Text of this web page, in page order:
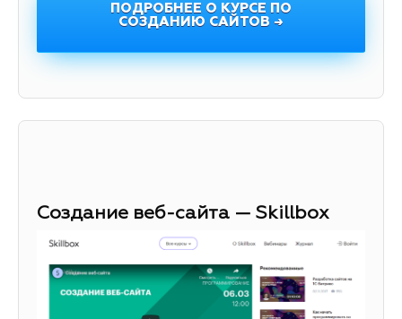
ПОДРОБНЕЕ О КУРСЕ ПО
СОЗДАНИЮ САЙТОВ →
Создание веб-сайта — Skillbox